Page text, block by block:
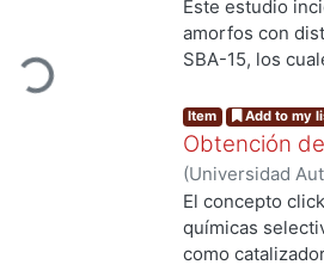
microondas, así
Loading...
Ciencias
Beltrán,
Martínez, Diego
Este estudio
amorfos con
SBA-15, los
obtenidos, se
azida-alquino
situ" la
1,2,3 triazol
Item Add to my
Obtención
(Universidad
Ciencias
Alma;Ramírez
Leticia
El concepto
químicas
como